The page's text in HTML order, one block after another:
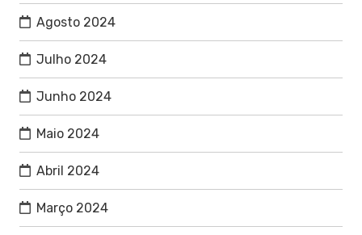
Agosto 2024
Julho 2024
Junho 2024
Maio 2024
Abril 2024
Março 2024